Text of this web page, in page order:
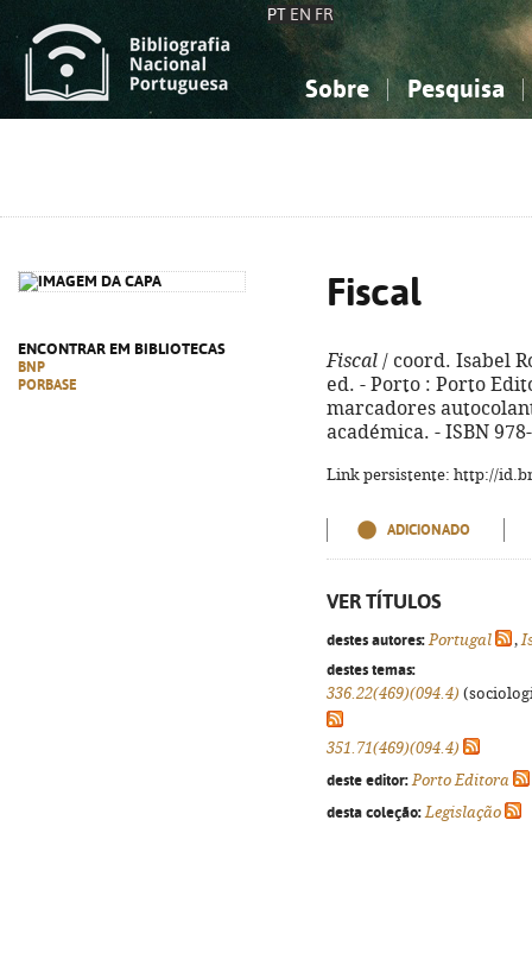
PT EN FR
Sobre Pesquisa
ENCONTRAR EM BIBLIOTECAS
BNP
PORBASE
Fiscal
Fiscal / coord. Isabel
ed. - Porto : Porto
marcadores
académica. - ISBN
Link persistente: http://
ADICIONADO
VER TÍTULOS
destes autores: Portugal ,
destes temas:
336.22(469)(094.4)
351.71(469)(094.4)
deste editor: Porto Editora
desta coleção: Legislação